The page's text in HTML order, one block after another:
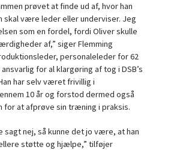
prøvet at finde ud af, hvor han
skal være leder eller underviser. Jeg
som en fordel, fordi Oliver skulle
af,” siger Flemming
personaleleder for 62
for al klargøring af tog i DSB’s
har selv været frivillig i
10 år og forstod dermed også
for at afprøve sin træning i praksis.
sagt nej, så kunne det jo være, at han
støtte og hjælpe,” tilføjer